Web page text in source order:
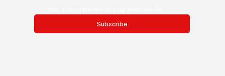
Subscribe